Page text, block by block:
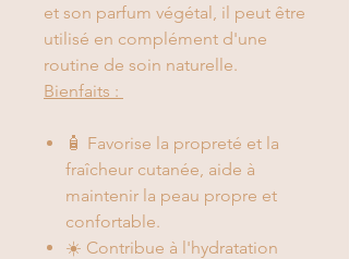
et son parfum végétal, il peut être
utilisé en complément d'une
routine de soin naturelle.
Bienfaits :
🧴 Favorise la propreté et la
fraîcheur cutanée, aide à
maintenir la peau propre et
confortable.
☀️ Contribue à l'hydratation